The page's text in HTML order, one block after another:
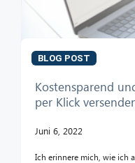
BLOG POST
Kostensparend
per Klick
Juni 6, 2022
Ich erinnere mich, wie ich